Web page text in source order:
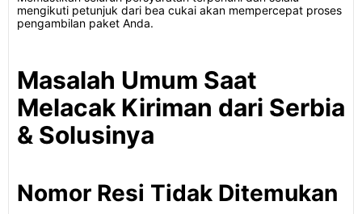
mengikuti petunjuk dari bea cukai akan mempercepat proses
pengambilan paket Anda.
Masalah Umum Saat
Melacak Kiriman dari Serbia
& Solusinya
Nomor Resi Tidak Ditemukan